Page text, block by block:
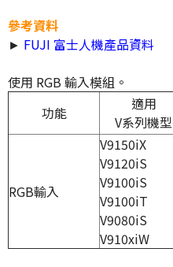
參考資料
► FUJI 富士人機產品資料
使用 RGB 輸入模組。
功能
適用
V系列機型
RGB輸入
V9150iX
V9120iS
V9100iS
V9100iT
V9080iS
V910xiW